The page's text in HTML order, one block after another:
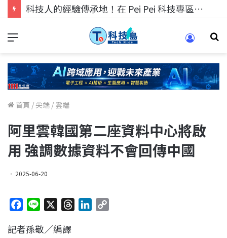
科技人找工作，就到TECH+ 科技專區!
首頁 /尖端 / 雲端
阿里雲韓國第二座資料中心將啟
用 強調數據資料不會回傳中國
2025-06-20
c
n
記者孫敬／編譯